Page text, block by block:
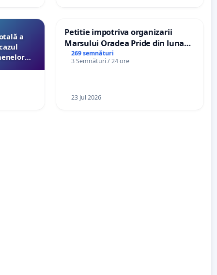
a
Petitie impotriva organizarii
Marsului Oradea Pride din luna
Iulie 2026
269 semnături
3 Semnături / 24 ore
23 Jul 2026